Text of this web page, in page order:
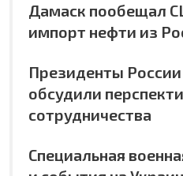
Дамаск пообещал
импорт нефти из
Президенты
обсудили
сотрудничества
Специальная